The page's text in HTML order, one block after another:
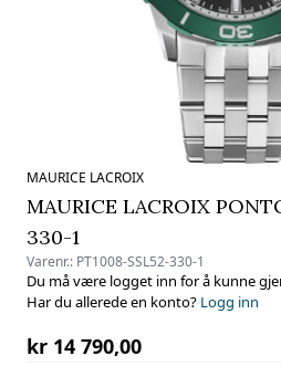
MAURICE LACROIX
MAURICE LACROIX
330-1
Varenr.: PT1008-SSL52-330-1
Du må være logget inn for å kunne
Har du allerede en konto? Logg inn
kr 14 790,00